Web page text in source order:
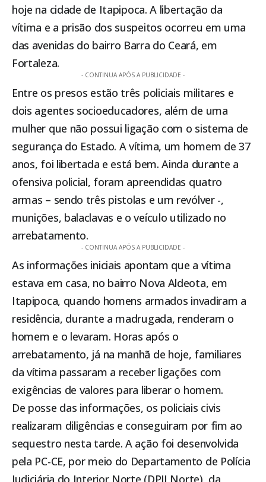
hoje na cidade de Itapipoca. A libertação da
vítima e a prisão dos suspeitos ocorreu em uma
das avenidas do bairro Barra do Ceará, em
Fortaleza.
- CONTINUA APÓS A PUBLICIDADE -
Entre os presos estão três policiais militares e
dois agentes socioeducadores, além de uma
mulher que não possui ligação com o sistema de
segurança do Estado. A vítima, um homem de 37
anos, foi libertada e está bem. Ainda durante a
ofensiva policial, foram apreendidas quatro
armas – sendo três pistolas e um revólver -,
munições, balaclavas e o veículo utilizado no
arrebatamento.
- CONTINUA APÓS A PUBLICIDADE -
As informações iniciais apontam que a vítima
estava em casa, no bairro Nova Aldeota, em
Itapipoca, quando homens armados invadiram a
residência, durante a madrugada, renderam o
homem e o levaram. Horas após o
arrebatamento, já na manhã de hoje, familiares
da vítima passaram a receber ligações com
exigências de valores para liberar o homem.
De posse das informações, os policiais civis
realizaram diligências e conseguiram por fim ao
sequestro nesta tarde. A ação foi desenvolvida
pela PC-CE, por meio do Departamento de Polícia
Judiciária do Interior Norte (DPJI Norte), da